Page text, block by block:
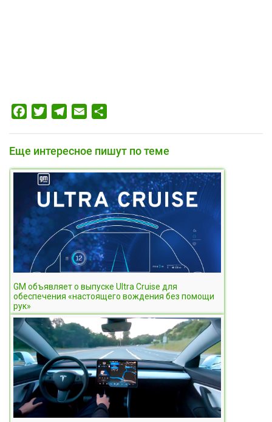
FacebookTwitterTelegram
Email
Еще интересное пишут по теме
GM объявляет о выпуске Ultra Cruise для
обеспечения «настоящего вождения без помощи
рук»